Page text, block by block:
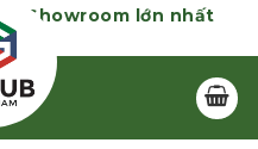
| Showroom lớn nhất